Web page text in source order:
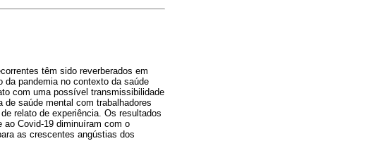
têm sido reverberados em
pandemia no contexto da saúde
com uma possível transmissibilidade
saúde mental com trabalhadores
relato de experiência. Os resultados
ao Covid-19 diminuíram com o
as crescentes angústias dos